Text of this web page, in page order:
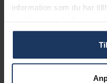
information som du har
INFO
ANDRA DETALJER